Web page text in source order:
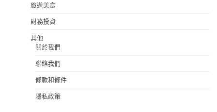
旅遊美食
財務投資
其他
關於我們
聯絡我們
條款和條件
隱私政策